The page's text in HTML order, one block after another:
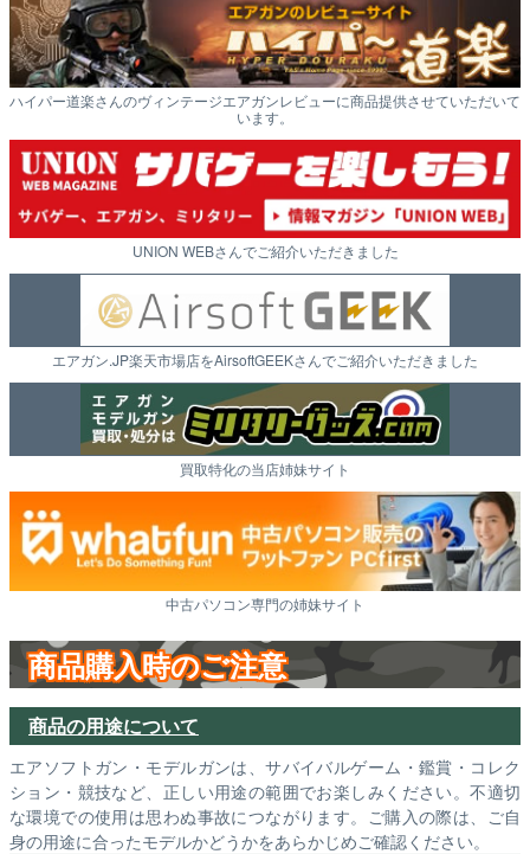
ハイパー道楽さんのヴィンテージエアガンレビューに商品提供させていただいて
います。
UNION WEBさんでご紹介いただきました
エアガン.JP楽天市場店をAirsoftGEEKさんでご紹介いただきました
買取特化の当店姉妹サイト
中古パソコン専門の姉妹サイト
商品購入時のご注意
商品の用途について
エアソフトガン・モデルガンは、サバイバルゲーム・鑑賞・コレク
ション・競技など、正しい用途の範囲でお楽しみください。不適切
な環境での使用は思わぬ事故につながります。ご購入の際は、ご自
身の用途に合ったモデルかどうかをあらかじめご確認ください。